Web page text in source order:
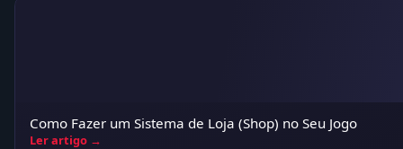
Como Fazer um Sistema de Loja (Shop) no Seu Jogo
Ler artigo →